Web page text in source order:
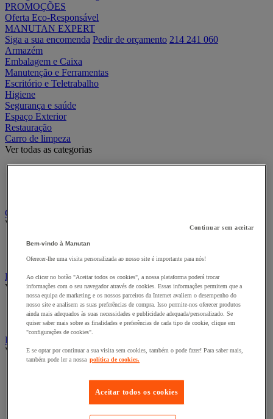
PROMOÇÕES
Oferta Eco-Responsável
MANUTAN EXPERT
Siga a sua encomenda Pedir de orçamento 214 241 060
Armazém
Embalagem e Caixa
Manutenção e Ferramentas
Escritório e Teletrabalho
Higiene
Segurança e saúde
Espaço Exterior
Restauração
Carro de limpeza
Ver todas as categorias
Carro para roupa e armário para roupa
Ver todas as categorias
Carro de roupa
Sacos de roupa e acessórios
Dispositivo e Produto Inseticida
Ver todas as categorias
Inseticida para insetos voadores
Lâmpada Anti Mosquito Uv
Equipamento de limpeza e manutenção
Ver todas as categorias
Cabo e raspador para vidros
Esponja, pano e pincel
Luva doméstica
Vassoura, pá e cabo
Continuar sem aceitar
Bem-vindo à Manutan
Oferecer-lhe uma visita personalizada ao nosso site é importante para nós!
Ao clicar no botão "Aceitar todos os cookies", a nossa plataforma poderá trocar
informações com o seu navegador através de cookies. Essas informações permitem que a
nossa equipa de marketing e os nossos parceiros da Internet avaliem o desempenho do
nosso site e analisem as suas preferências de compra. Isso permite-nos oferecer produtos
ainda mais adequados às suas necessidades e publicidade adequada/personalizado. Se
quiser saber mais sobre as finalidades e preferências de cada tipo de cookie, clique em
"configurações de cookies".
E se optar por continuar a sua visita sem cookies, também o pode fazer! Para saber mais,
também pode ler a nossa política de cookies.
Aceitar todos os cookies